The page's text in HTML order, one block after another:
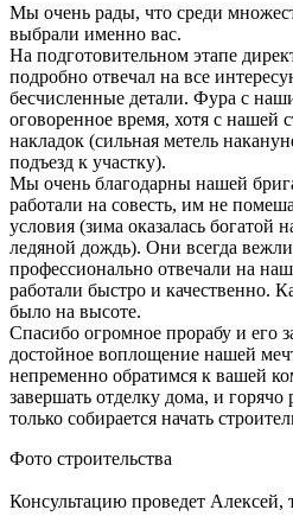
Мы очень рады, что среди
выбрали именно вас.
На подготовительном этапе
подробно отвечал на все
бесчисленные детали. Фура с
оговоренное время, хотя с нашей
накладок (сильная метель
подъезд к участку).
Мы очень благодарны нашей
работали на совесть, им не
условия (зима оказалась богатой
ледяной дождь). Они всегда
профессионально отвечали на
работали быстро и качественно.
было на высоте.
Спасибо огромное прорабу и его
достойное воплощение нашей
непременно обратимся к вашей
завершать отделку дома, и
только собирается начать
Фото строительства
Консультацию проведет Алексей,